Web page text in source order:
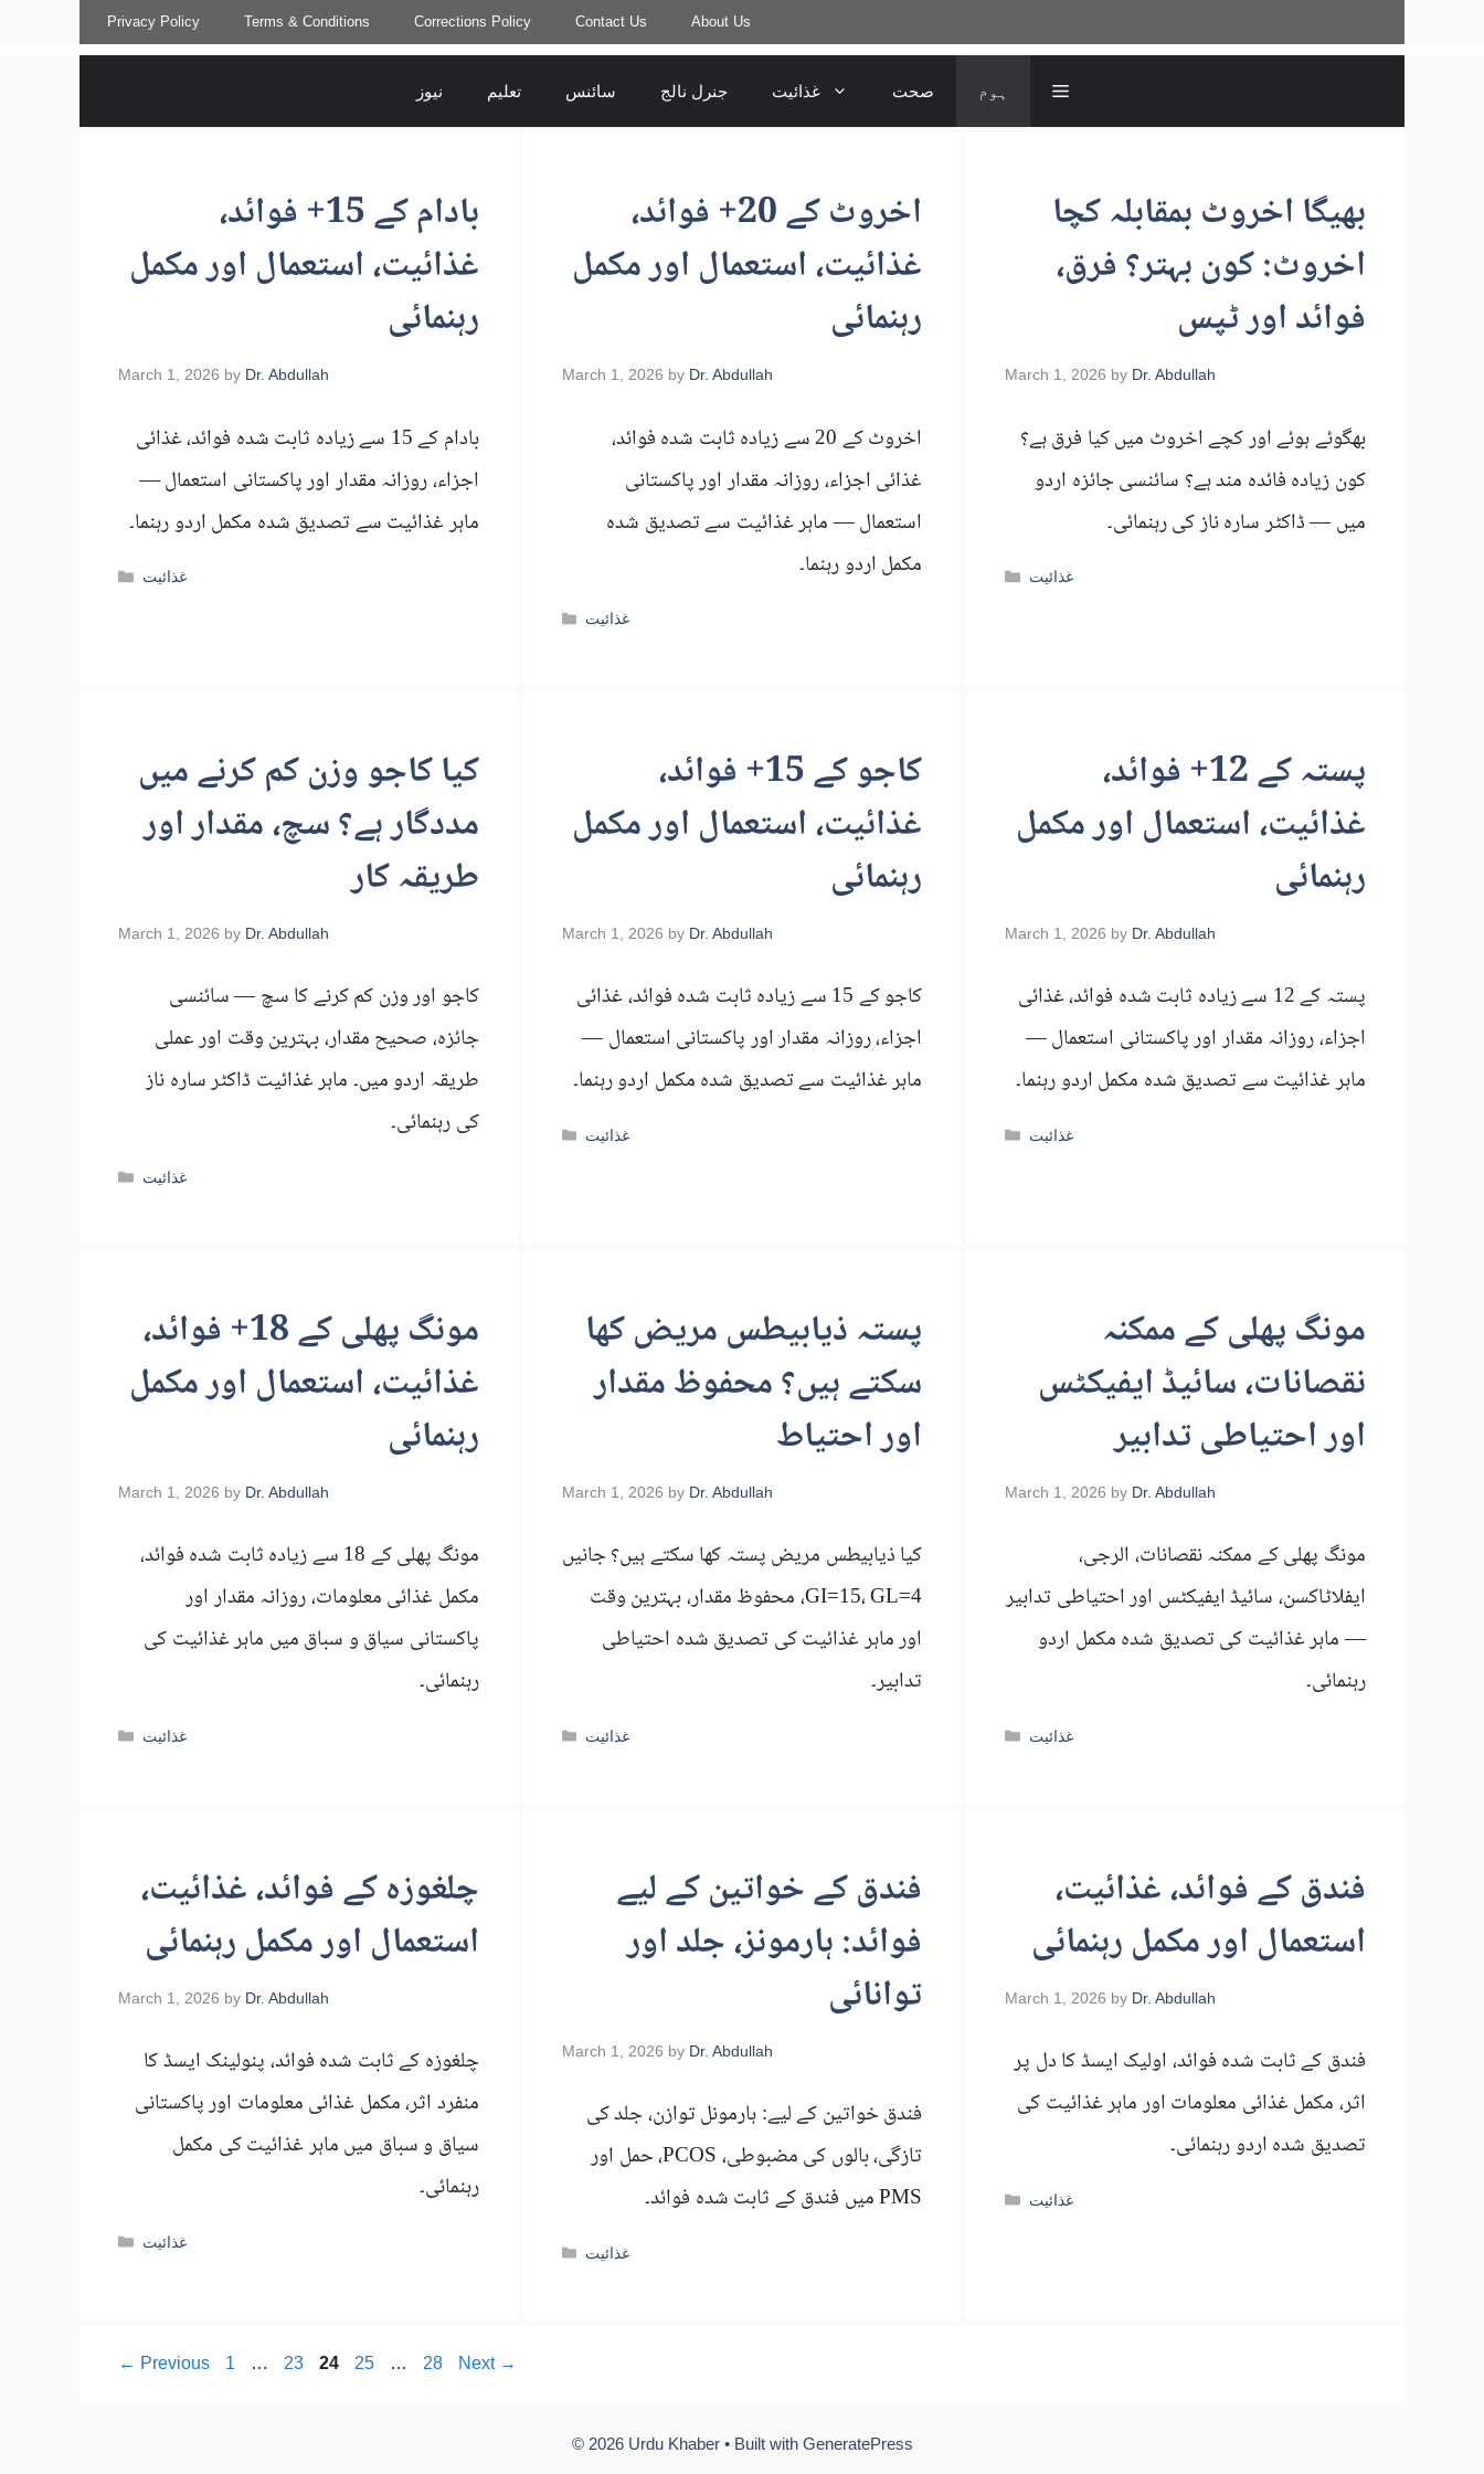
Privacy Policy Terms & Conditions Corrections Policy Contact Us About Us
نیوز تعلیم سائنس جنرل نالج غذائیت صحت ہوم
بادام کے 15+ فوائد،
غذائیت، استعمال اور مکمل
رہنمائی
March 1, 2026 by Dr. Abdullah
بادام کے 15 سے زیادہ ثابت شدہ فوائد، غذائی
اجزاء، روزانہ مقدار اور پاکستانی استعمال —
ماہر غذائیت سے تصدیق شدہ مکمل اردو رہنما۔
Categories
غذائیت
اخروٹ کے 20+ فوائد،
غذائیت، استعمال اور مکمل
رہنمائی
March 1, 2026 by Dr. Abdullah
اخروٹ کے 20 سے زیادہ ثابت شدہ فوائد،
غذائی اجزاء، روزانہ مقدار اور پاکستانی
استعمال — ماہر غذائیت سے تصدیق شدہ
مکمل اردو رہنما۔
Categories
غذائیت
بھیگا اخروٹ بمقابلہ کچا
اخروٹ: کون بہتر؟ فرق،
فوائد اور ٹپس
March 1, 2026 by Dr. Abdullah
بھگوئے ہوئے اور کچے اخروٹ میں کیا فرق ہے؟
کون زیادہ فائدہ مند ہے؟ سائنسی جائزہ اردو
میں — ڈاکٹر سارہ ناز کی رہنمائی۔
Categories
غذائیت
کیا کاجو وزن کم کرنے میں
مددگار ہے؟ سچ، مقدار اور
طریقہ کار
March 1, 2026 by Dr. Abdullah
کاجو اور وزن کم کرنے کا سچ — سائنسی
جائزہ، صحیح مقدار، بہترین وقت اور عملی
طریقہ اردو میں۔ ماہر غذائیت ڈاکٹر سارہ ناز
کی رہنمائی۔
Categories
غذائیت
کاجو کے 15+ فوائد،
غذائیت، استعمال اور مکمل
رہنمائی
March 1, 2026 by Dr. Abdullah
کاجو کے 15 سے زیادہ ثابت شدہ فوائد، غذائی
اجزاء، روزانہ مقدار اور پاکستانی استعمال —
ماہر غذائیت سے تصدیق شدہ مکمل اردو رہنما۔
Categories
غذائیت
پستہ کے 12+ فوائد،
غذائیت، استعمال اور مکمل
رہنمائی
March 1, 2026 by Dr. Abdullah
پستہ کے 12 سے زیادہ ثابت شدہ فوائد، غذائی
اجزاء، روزانہ مقدار اور پاکستانی استعمال —
ماہر غذائیت سے تصدیق شدہ مکمل اردو رہنما۔
Categories
غذائیت
مونگ پھلی کے 18+ فوائد،
غذائیت، استعمال اور مکمل
رہنمائی
March 1, 2026 by Dr. Abdullah
مونگ پھلی کے 18 سے زیادہ ثابت شدہ فوائد،
مکمل غذائی معلومات، روزانہ مقدار اور
پاکستانی سیاق و سباق میں ماہر غذائیت کی
رہنمائی۔
Categories
غذائیت
پستہ ذیابیطس مریض کھا
سکتے ہیں؟ محفوظ مقدار
اور احتیاط
March 1, 2026 by Dr. Abdullah
کیا ذیابیطس مریض پستہ کھا سکتے ہیں؟ جانیں
GI=15، GL=4، محفوظ مقدار، بہترین وقت
اور ماہر غذائیت کی تصدیق شدہ احتیاطی
تدابیر۔
Categories
غذائیت
مونگ پھلی کے ممکنہ
نقصانات، سائیڈ ایفیکٹس
اور احتیاطی تدابیر
March 1, 2026 by Dr. Abdullah
مونگ پھلی کے ممکنہ نقصانات، الرجی،
ایفلاٹاکسن، سائیڈ ایفیکٹس اور احتیاطی تدابیر
— ماہر غذائیت کی تصدیق شدہ مکمل اردو
رہنمائی۔
Categories
غذائیت
چلغوزہ کے فوائد، غذائیت،
استعمال اور مکمل رہنمائی
March 1, 2026 by Dr. Abdullah
چلغوزہ کے ثابت شدہ فوائد، پنولینک ایسڈ کا
منفرد اثر، مکمل غذائی معلومات اور پاکستانی
سیاق و سباق میں ماہر غذائیت کی مکمل
رہنمائی۔
Categories
غذائیت
فندق کے خواتین کے لیے
فوائد: ہارمونز، جلد اور
توانائی
March 1, 2026 by Dr. Abdullah
فندق خواتین کے لیے: ہارمونل توازن، جلد کی
تازگی، بالوں کی مضبوطی، PCOS، حمل اور
PMS میں فندق کے ثابت شدہ فوائد۔
Categories
غذائیت
فندق کے فوائد، غذائیت،
استعمال اور مکمل رہنمائی
March 1, 2026 by Dr. Abdullah
فندق کے ثابت شدہ فوائد، اولیک ایسڈ کا دل پر
اثر، مکمل غذائی معلومات اور ماہر غذائیت کی
تصدیق شدہ اردو رہنمائی۔
Categories
غذائیت
← Previous Page
1 … Page
23 Page
24 Page
25 … Page
28 Next →
© 2026 Urdu Khaber• Built with GeneratePress